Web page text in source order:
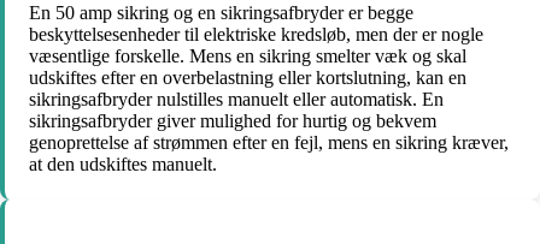
En 50 amp sikring og en sikringsafbryder er begge
beskyttelsesenheder til elektriske kredsløb, men der er nogle
væsentlige forskelle. Mens en sikring smelter væk og skal
udskiftes efter en overbelastning eller kortslutning, kan en
sikringsafbryder nulstilles manuelt eller automatisk. En
sikringsafbryder giver mulighed for hurtig og bekvem
genoprettelse af strømmen efter en fejl, mens en sikring kræver,
at den udskiftes manuelt.